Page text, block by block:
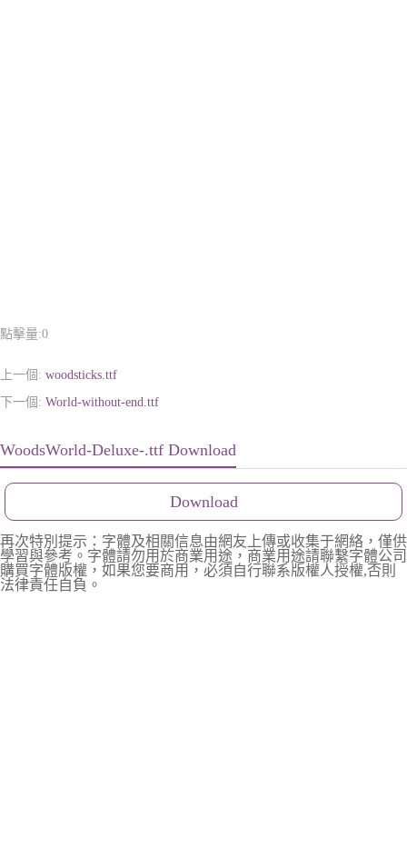
點擊量:0
上一個: woodsticks.ttf
下一個: World-without-end.ttf
WoodsWorld-Deluxe-.ttf Download
Download
再次特別提示：字體及相關信息由網友上傳或收集于網絡，僅供
學習與參考。字體請勿用於商業用途，商業用途請聯繫字體公司
購買字體版權，如果您要商用，必須自行聯系版權人授權,否則
法律責任自負。